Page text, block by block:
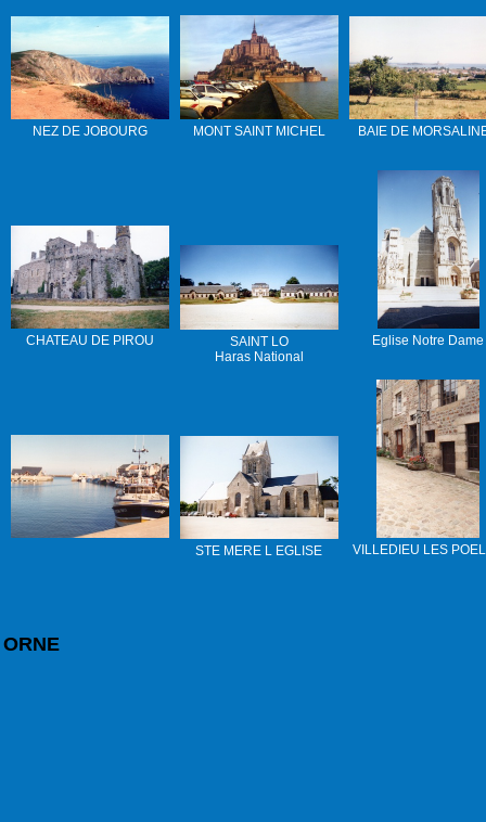
NEZ DE JOBOURG MONT SAINT MICHEL BAIE DE
CHATEAU DE PIROU
SAINT LO
Haras National
Eglise Notre Dame
STE MERE L EGLISE VILLEDIEU LES
ORNE